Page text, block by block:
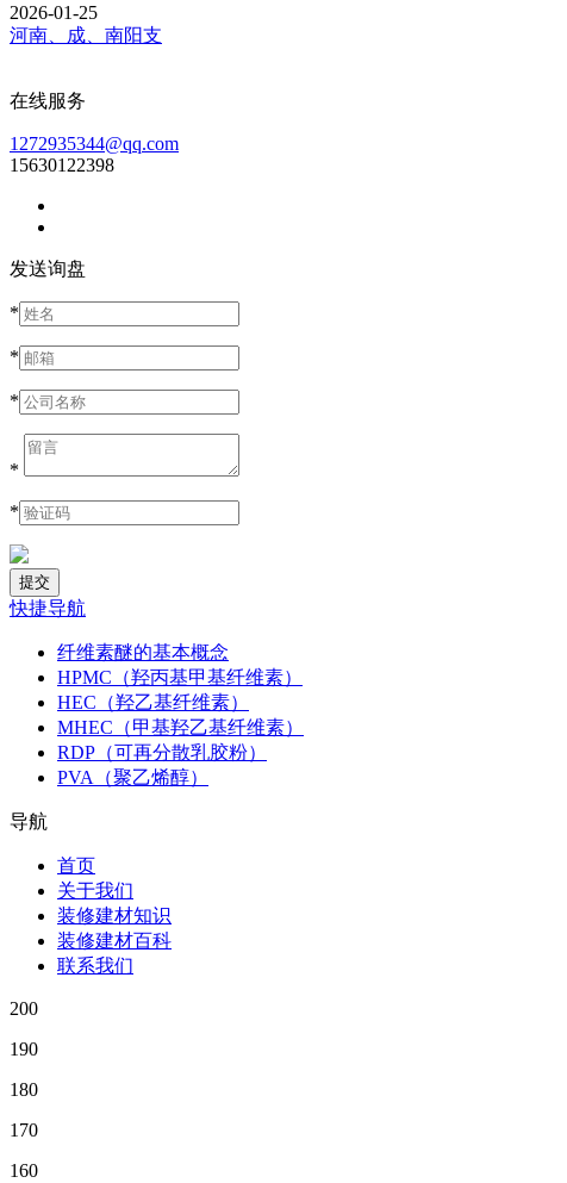
2026-01-25
河南、成、南阳支
在线服务
1272935344@qq.com
15630122398
发送询盘
*
*
*
*
*
快捷导航
纤维素醚的基本概念
HPMC（羟丙基甲基纤维素）
HEC（羟乙基纤维素）
MHEC（甲基羟乙基纤维素）
RDP（可再分散乳胶粉）
PVA（聚乙烯醇）
导航
首页
关于我们
装修建材知识
装修建材百科
联系我们
200
190
180
170
160